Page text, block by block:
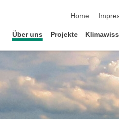
Home
Über uns Projekte